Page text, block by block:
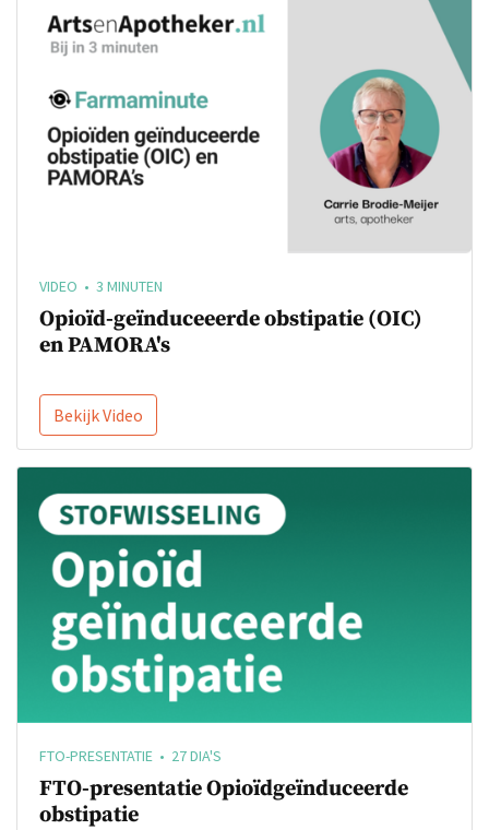
VIDEO • 3 MINUTEN
Opioïd-geïnduceeerde obstipatie (OIC)
en PAMORA's
Bekijk Video
FTO-PRESENTATIE • 27 DIA'S
FTO-presentatie Opioïdgeïnduceerde
obstipatie